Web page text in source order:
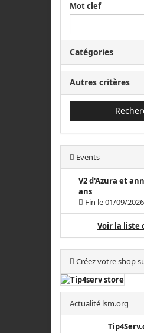
Mot clef
Catégories
Autres critères
Events
V2 d'Azura et
ans
Fin le 01/09/
Voir la liste
Créez votre shop
Actualité lsm.org